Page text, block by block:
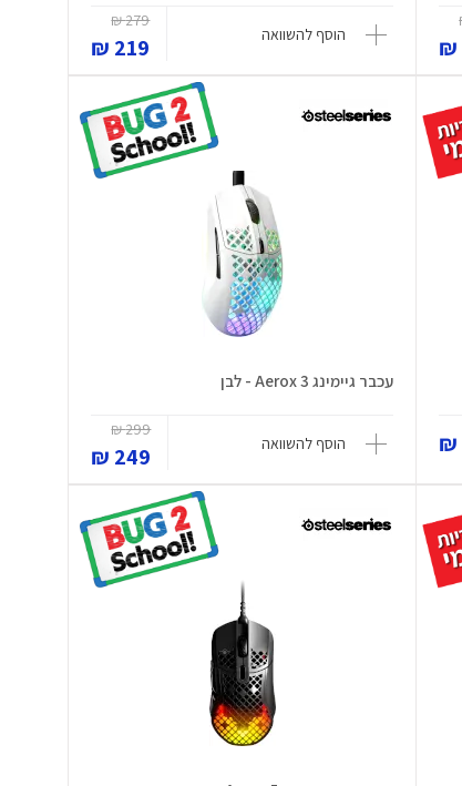
הוסף להשוואה
279 ₪
219 ₪
עכבר גיימינג Aerox 3 - לבן
הוסף להשוואה
299 ₪
249 ₪